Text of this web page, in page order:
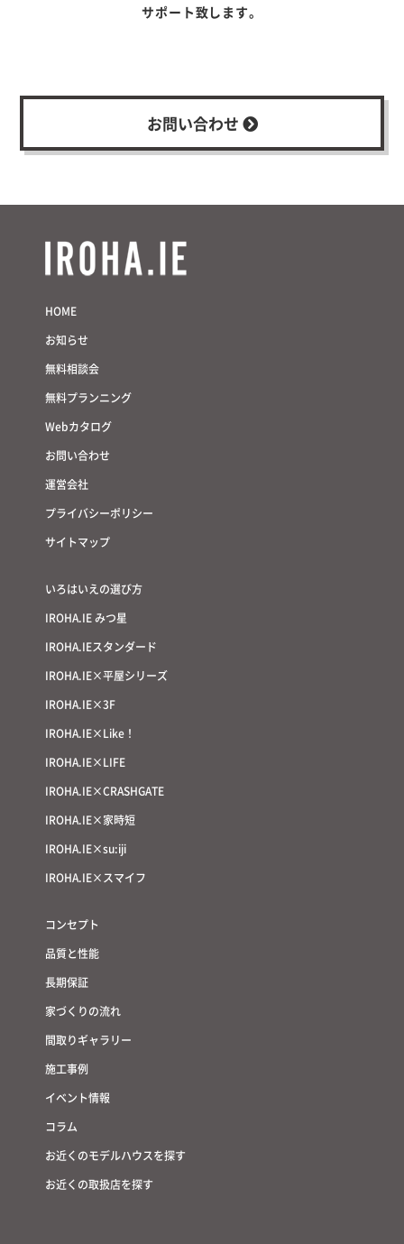
サポート致します。
お問い合わせ
HOME
お知らせ
無料相談会
無料プランニング
Webカタログ
お問い合わせ
運営会社
プライバシーポリシー
サイトマップ
いろはいえの選び方
IROHA.IE みつ星
IROHA.IEスタンダード
IROHA.IE×平屋シリーズ
IROHA.IE×3F
IROHA.IE×Like！
IROHA.IE×LIFE
IROHA.IE×CRASHGATE
IROHA.IE×家時短
IROHA.IE×su:iji
IROHA.IE×スマイフ
コンセプト
品質と性能
長期保証
家づくりの流れ
間取りギャラリー
施工事例
イベント情報
コラム
お近くのモデルハウスを探す
お近くの取扱店を探す